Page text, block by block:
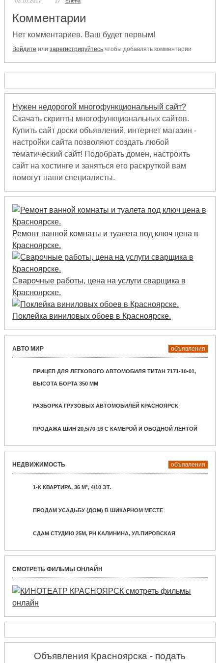
Комментарии
Нет комментариев. Ваш будет первым!
Войдите или зарегистрируйтесьчтобы добавлять комментарии
Нужен недорогой многофункциональный сайт?
Скачать скрипты многофункциональных сайтов.
Купить сайт доски объявлений, интернет магазин -
настройки сайта позволяют создать любой
тематический сайт! Подобрать домен, настроить
сайт на хостинге и заняться его раскруткой вам
помогут наши специалисты.
Ремонт ванной комнаты и туалета под ключ цена в
Красноярске.
Сварочные работы, цена на услуги сварщика в
Красноярске.
Поклейка виниловых обоев в Красноярске.
АВТО МИР объявления
ПРИЦЕП ДЛЯ ЛЕГКОВОГО АВТОМОБИЛЯ ТИТАН 7171-10-01,
ВЫСОТА БОРТА 350 ММ
РАЗБОРКА ГРУЗОВЫХ АВТОМОБИЛЕЙ КРАСНОЯРСК
ПРОДАЖА ШИН 20,5/70-16 С КАМЕРОЙ И ОБОДНОЙ ЛЕНТОЙ
НЕДВИЖИМОСТЬ объявления
1-К КВАРТИРА, 36 М², 4/10 ЭТ.
ПРОДАМ УСАДЬБУ (ДОМ) В ШИКАРНОМ МЕСТЕ
СДАМ СТУДИЮ 25М, РН КАЛИНИНА, УЛ.ПИРОВСКАЯ
СМОТРЕТЬ ФИЛЬМЫ ОНЛАЙН
Объявления Красноярска - подать